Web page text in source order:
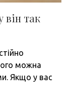
він так
можна
Якщо у вас